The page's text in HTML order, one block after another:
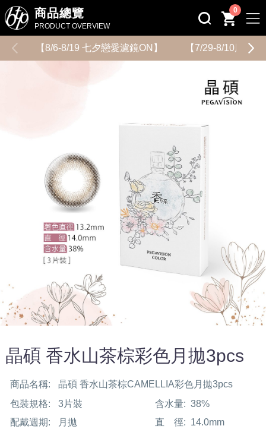
商品總覽
PRODUCT OVERVIEW
0
【8/6-8/19 七夕戀愛濾鏡ON】 【7/29-8/10用健
晶碩 香水山茶棕彩色月拋3pcs
商品名稱:
晶碩 香水山茶棕CAMELLIA彩色月拋3pcs
包裝規格:
3片裝 含水量: 38%
配戴週期:
月拋 直 徑: 14.0mm